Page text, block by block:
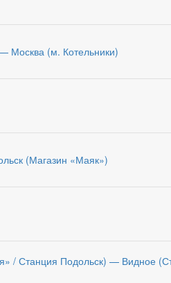
Москва (м. Котельники)
(Магазин «Маяк»)
/ Станция Подольск) — Видное